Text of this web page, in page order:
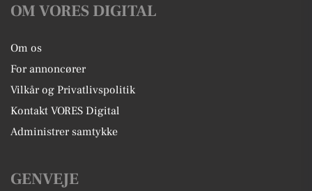
OM VORES DIGITAL
Om os
For annoncører
Vilkår og Privatlivspolitik
Kontakt VORES Digital
Administrer samtykke
GENVEJE